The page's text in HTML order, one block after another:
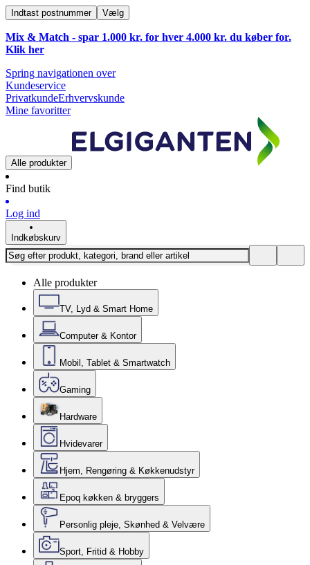
Indtast postnummer Vælg
Mix & Match - spar 1.000 kr. for hver 4.000 kr. du køber for.
Klik her
Spring navigationen over
Kundeservice
PrivatkundeErhvervskunde
Mine favoritter
Alle produkter
Find butik
Log ind
Indkøbskurv
Alle produkter
TV, Lyd & Smart Home
Computer & Kontor
Mobil, Tablet & Smartwatch
Gaming
Hardware
Hvidevarer
Hjem, Rengøring & Køkkenudstyr
Epoq køkken & bryggers
Personlig pleje, Skønhed & Velvære
Sport, Fritid & Hobby